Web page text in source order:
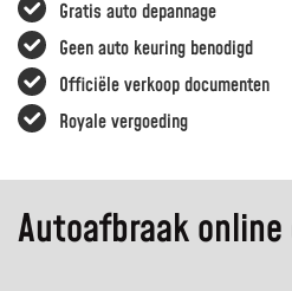
Gratis auto depannage
Geen auto keuring benodigd
Officiële verkoop documenten
Royale vergoeding
Autoafbraak